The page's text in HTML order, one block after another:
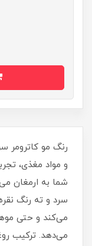
و مواد مغذی،
شما به ارمغان
سرد و ته رنگ
می‌کند و حتی
می‌دهد. ترکیب